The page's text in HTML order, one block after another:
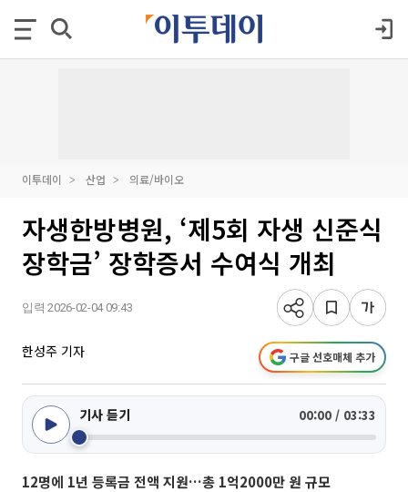
이투데이 산업 의료/바이오
자생한방병원, ‘제5회 자생 신준식
장학금’ 장학증서 수여식 개최
입력 2026-02-04 09:43
한성주 기자 구글 선호매체 추가
기사 듣기 00:00 / 03:33
12명에 1년 등록금 전액 지원…총 1억2000만 원 규모